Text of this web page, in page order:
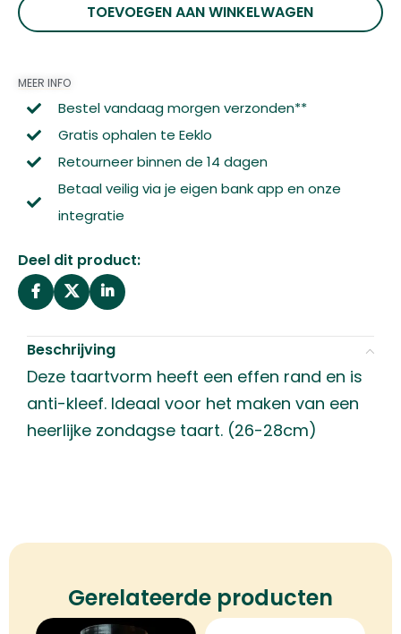
TOEVOEGEN AAN WINKELWAGEN
MEER INFO
Bestel vandaag morgen verzonden**
Gratis ophalen te Eeklo
Retourneer binnen de 14 dagen
Betaal veilig via je eigen bank app en onze
integratie
Deel dit product:
Beschrijving
Deze taartvorm heeft een effen rand en is
anti-kleef. Ideaal voor het maken van een
heerlijke zondagse taart. (26-28cm)
Gerelateerde producten